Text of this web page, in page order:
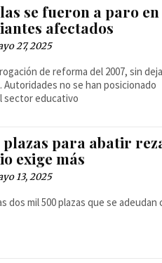
se fueron a paro en
afectados
27, 2025
de reforma del 2007, sin
no se han posicionado
sector educativo
plazas para abatir
exige más
13, 2025
dos mil 500 plazas que se adeudan